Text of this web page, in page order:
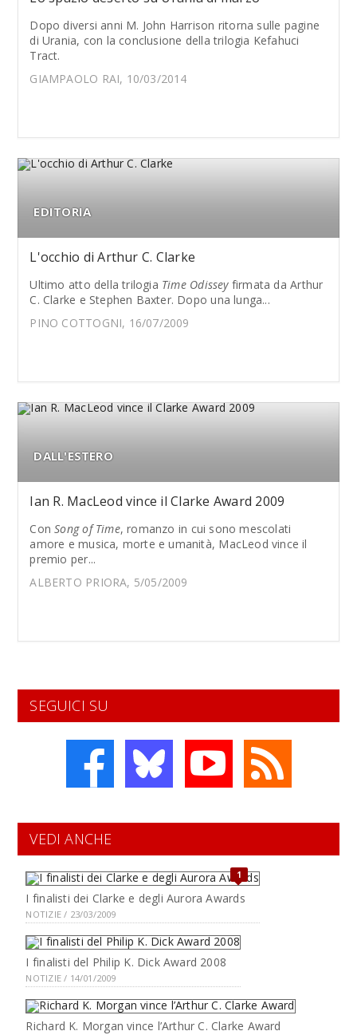
Dopo diversi anni M. John Harrison ritorna sulle pagine
di Urania, con la conclusione della trilogia Kefahuci
Tract.
GIAMPAOLO RAI, 10/03/2014
EDITORIA
L'occhio di Arthur C. Clarke
Ultimo atto della trilogia Time Odisseyfirmata da Arthur
C. Clarke e Stephen Baxter. Dopo una lunga...
PINO COTTOGNI, 16/07/2009
DALL'ESTERO
Ian R. MacLeod vince il Clarke Award 2009
ConSong of Time, romanzo in cui sono mescolati
amore e musica, morte e umanità, MacLeod vince il
premio per...
ALBERTO PRIORA, 5/05/2009
SEGUICI SU
VEDI ANCHE
1
I finalisti dei Clarke e degli Aurora Awards
NOTIZIE / 23/03/2009
I finalisti del Philip K. Dick Award 2008
NOTIZIE / 14/01/2009
Richard K. Morgan vince l’Arthur C. Clarke Award